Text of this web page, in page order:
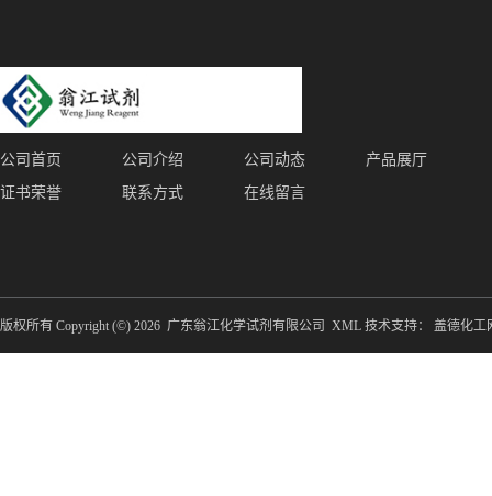
公司首页 公司介绍 公司动态
产品展厅
证书荣誉
联系方式 在线留言
版权所有 Copyright (©) 2026 广东翁江化学试剂有限公司 XML 技术支持： 盖德化工